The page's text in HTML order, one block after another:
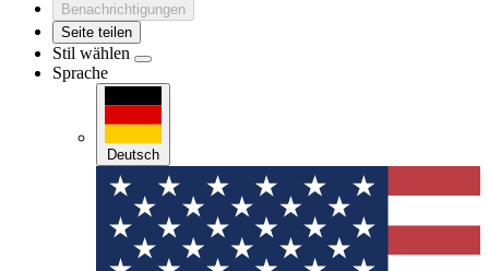
Benachrichtigungen
Seite teilen
Stil wählen
Sprache
Deutsch